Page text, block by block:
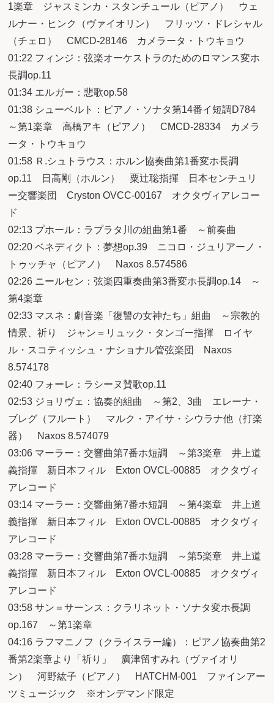
1楽章 ジャスミンカ・スタンチュール（ピアノ） ウェ
ルナー・ヒンク（ヴァイオリン） フリッツ・ドレシャル
（チェロ） CMCD-28146 カメラータ・トウキョウ
01:22 フィンジ：弦楽オーケストラのためのロマンス変ホ
長調op.11
01:34 エルガー：悲歌op.58
01:38 シューベルト：ピアノ・ソナタ第14番イ短調D784
～第1楽章 高橋アキ（ピアノ） CMCD-28334 カメラ
ータ・トウキョウ
01:58 Ｒ.シュトラウス：ホルン協奏曲第1番変ホ長調
op.11 日高剛（ホルン） 粟辻聡指揮 日本センチュリ
ー交響楽団 Cryston OVCC-00167 オクタヴィアレコー
ド
02:13 プホール：ラプラタ川の組曲第1番 ～前奏曲
02:20 ベネディクト：夢想op.39 ニコロ・ジュリアーノ・
トゥッチャ（ピアノ） Naxos 8.574586
02:26 ニールセン：弦楽四重奏曲第3番変ホ長調op.14 ～
第4楽章
02:33 マスネ：劇音楽「復讐の女神たち」組曲 ～宗教的
情景、祈り ジャン＝リュック・タンゴー指揮 ロイヤ
ル・スコティッシュ・ナショナル管弦楽団 Naxos
8.574178
02:40 フォーレ：ラシーヌ賛歌op.11
02:53 ジョリヴェ：協奏的組曲 ～第2、3曲 エレーナ・
ブレグ（フルート） マルク・アイサ・シウラナ他（打楽
器） Naxos 8.574079
03:06 マーラー：交響曲第7番ホ短調 ～第3楽章 井上道
義指揮 新日本フィル Exton OVCL-00885 オクタヴィ
アレコード
03:14 マーラー：交響曲第7番ホ短調 ～第4楽章 井上道
義指揮 新日本フィル Exton OVCL-00885 オクタヴィ
アレコード
03:28 マーラー：交響曲第7番ホ短調 ～第5楽章 井上道
義指揮 新日本フィル Exton OVCL-00885 オクタヴィ
アレコード
03:58 サン＝サーンス：クラリネット・ソナタ変ホ長調
op.167 ～第1楽章
04:16 ラフマニノフ（クライスラー編）：ピアノ協奏曲第2
番第2楽章より「祈り」 廣津留すみれ（ヴァイオリ
ン） 河野紘子（ピアノ） HATCHM-001 ファインアー
ツミュージック ※オンデマンド限定